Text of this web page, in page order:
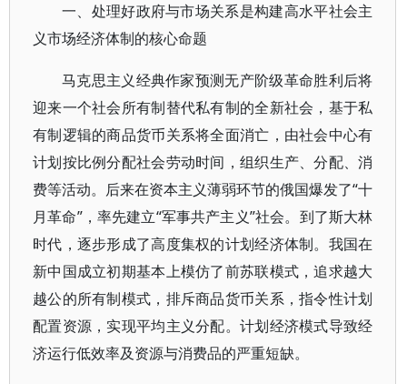
一、处理好政府与市场关系是构建高水平社会主
义市场经济体制的核心命题
马克思主义经典作家预测无产阶级革命胜利后将
迎来一个社会所有制替代私有制的全新社会，基于私
有制逻辑的商品货币关系将全面消亡，由社会中心有
计划按比例分配社会劳动时间，组织生产、分配、消
费等活动。后来在资本主义薄弱环节的俄国爆发了“十
月革命”，率先建立“军事共产主义”社会。到了斯大林
时代，逐步形成了高度集权的计划经济体制。我国在
新中国成立初期基本上模仿了前苏联模式，追求越大
越公的所有制模式，排斥商品货币关系，指令性计划
配置资源，实现平均主义分配。计划经济模式导致经
济运行低效率及资源与消费品的严重短缺。